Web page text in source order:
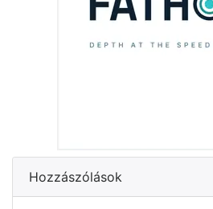
Hozzászólások